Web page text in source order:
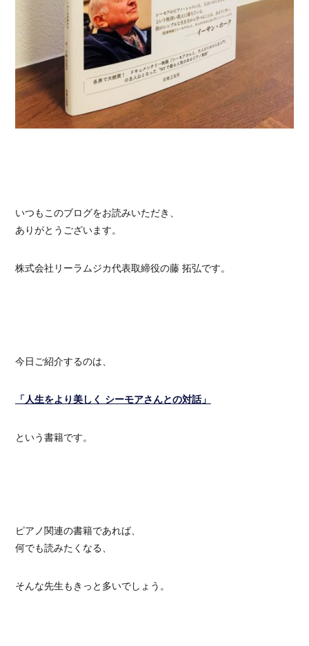
いつもこのブログをお読みいただき、
ありがとうございます。
株式会社リーラムジカ代表取締役の藤 拓弘です。
今日ご紹介するのは、
「人生をより美しく シーモアさんとの対話」
という書籍です。
ピアノ関連の書籍であれば、
何でも読みたくなる、
そんな先生もきっと多いでしょう。